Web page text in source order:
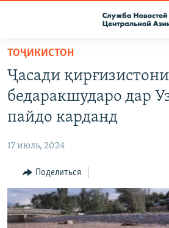
Вернуться
основному
содержанию
Вернутся
главной
Вернутся
поиску
ПОДПИСКА
КОНТАКТЫ
НАСТОЯЩЕЕ ВРЕМЯ
МИГРАНТ МЕДИА
ТОҶИКИСТОН
Ҷасади
бедаракшударо дар
пайдо карданд
17 июль, 2024
Поделиться